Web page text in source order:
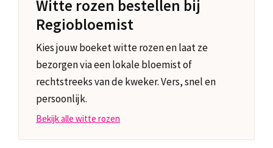
Witte rozen bestellen bij
Regiobloemist
Kies jouw boeket witte rozen en laat ze
bezorgen via een lokale bloemist of
rechtstreeks van de kweker. Vers, snel en
persoonlijk.
Bekijk alle witte rozen